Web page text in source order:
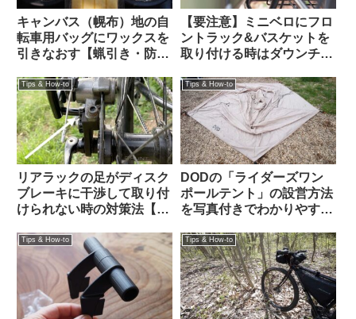
キャンバス（幌布）地の自
転車用バッグにワックスを
引きなおす【蝋引き・防水
【要注意】ミニベロにフロ
ントラック&バスケットを
取り付ける時はダウンチュ
ルを切って確認すべし
Tips & How-to
リアラックの足がディスク
ブレーキに干渉して取り付
けられない時の対策法【大
Tips & How-to
DODの「ライダーズワン
ポールテント」の設営方法
を写真付きでわかりやすく
Tips & How-to Tips & How-to